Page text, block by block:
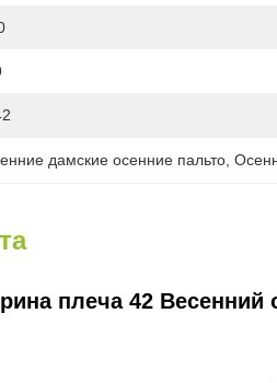
дамские осенние пальто ,
плеча 42 Весенний